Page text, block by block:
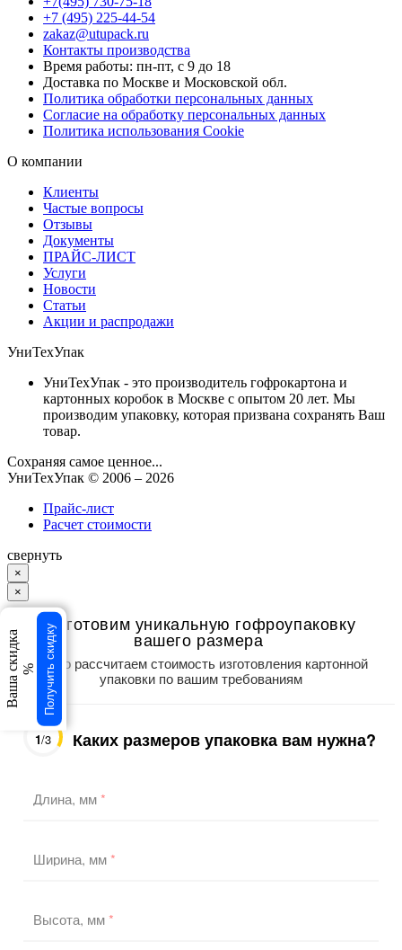
+7 (495) 225-44-54
zakaz@utupack.ru
Контакты производства
Время работы: пн-пт, с 9 до 18
Доставка по Москве и Московской обл.
Политика обработки персональных данных
Согласие на обработку персональных данных
Политика использования Cookie
О компании
Клиенты
Частые вопросы
Отзывы
Документы
ПРАЙС-ЛИСТ
Услуги
Новости
Статьи
Акции и распродажи
УниТехУпак
УниТехУпак - это производитель гофрокартона и
картонных коробок в Москве с опытом 20 лет. Мы
производим упаковку, которая призвана сохранять Ваш
товар.
Сохраняя самое ценное...
УниТехУпак © 2006 – 2026
Прайс-лист
Расчет стоимости
свернуть
×
×
Изготовим уникальную гофроупаковку
вашего размера
Точно рассчитаем стоимость изготовления картонной
упаковки по вашим требованиям
1/3 Каких размеров упаковка вам нужна?
Длина, мм*
Ширина, мм*
Высота, мм*
Ваша скидка % Получить скидку